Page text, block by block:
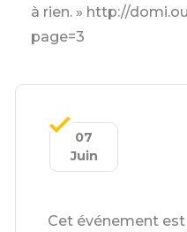
à rien. » http://
page=3
07
Juin
Cet événement